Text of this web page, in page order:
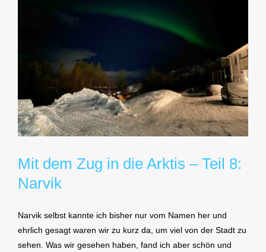
Mit dem Zug in die Arktis – Teil 8:
Narvik
Narvik selbst kannte ich bisher nur vom Namen her und
ehrlich gesagt waren wir zu kurz da, um viel von der Stadt zu
sehen. Was wir gesehen haben, fand ich aber schön und